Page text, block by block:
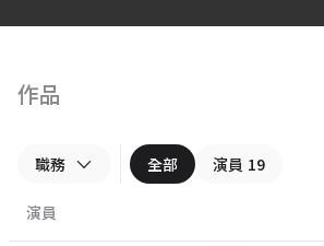
作品
職務 全部 演員 19
演員